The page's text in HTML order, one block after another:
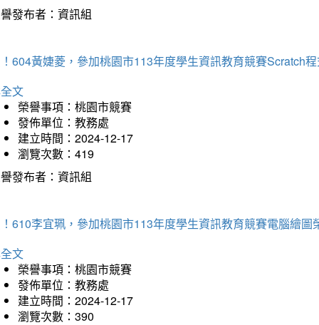
發布者：資訊組
604黃婕菱，參加桃園市113年度學生資訊教育競賽Scratch
文
榮譽事項：桃園市競賽
發佈單位：教務處
建立時間：2024-12-17
瀏覽次數：419
發布者：資訊組
610李宜珮，參加桃園市113年度學生資訊教育競賽電腦繪圖
文
榮譽事項：桃園市競賽
發佈單位：教務處
建立時間：2024-12-17
瀏覽次數：390